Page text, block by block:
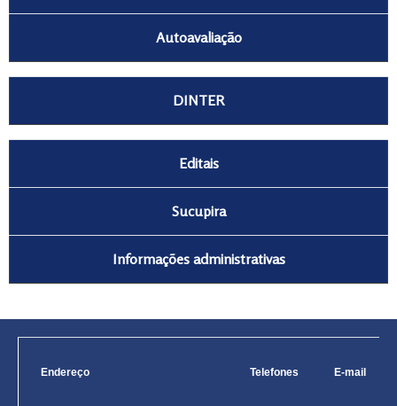
Autoavaliação
DINTER
Editais
Sucupira
Informações administrativas
Endereço Telefones E-mail